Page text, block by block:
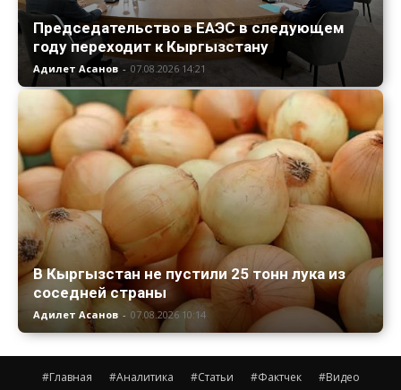
Председательство в ЕАЭС в следующем
году переходит к Кыргызстану
Адилет Асанов - 07.08.2026 14:21
В Кыргызстан не пустили 25 тонн лука из
соседней страны
Адилет Асанов - 07.08.2026 10:14
#Главная #Аналитика #Статьи #Фактчек
#Видео